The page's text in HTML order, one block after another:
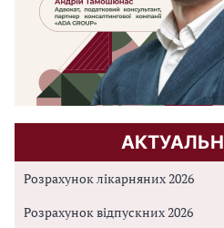
Розрахунок лікарняних 2026
Розрахунок відпускних 2026